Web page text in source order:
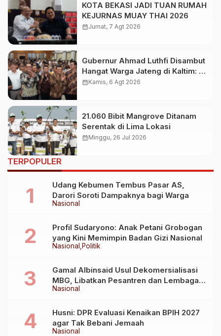
KOTA BEKASI JADI TUAN RUMAH
KEJURNAS MUAY THAI 2026
calendar_monthJumat, 7 Agt 2026
Gubernur Ahmad Luthfi Disambut
Hangat Warga Jateng di Kaltim: Di
Mana Bumi Dipijak, Di Situ Langit
calendar_monthKamis, 6 Agt 2026
21.060 Bibit Mangrove Ditanam
Serentak di Lima Lokasi
calendar_monthMinggu, 26 Jul 2026
TERPOPULER
Nasional
Udang Kebumen Tembus Pasar AS,
Darori Soroti Dampaknya bagi Warga
Nasional Politik
Profil Sudaryono: Anak Petani Grobogan
yang Kini Memimpin Badan Gizi Nasional
Nasional
Gamal Albinsaid Usul Dekomersialisasi
MBG, Libatkan Pesantren dan Lembaga
Sosial
Nasional
Husni: DPR Evaluasi Kenaikan BPIH 2027
agar Tak Bebani Jemaah